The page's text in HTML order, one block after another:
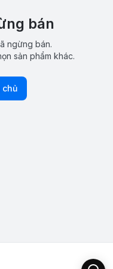
bán
ngừng bán.
sản phẩm khác.
chủ